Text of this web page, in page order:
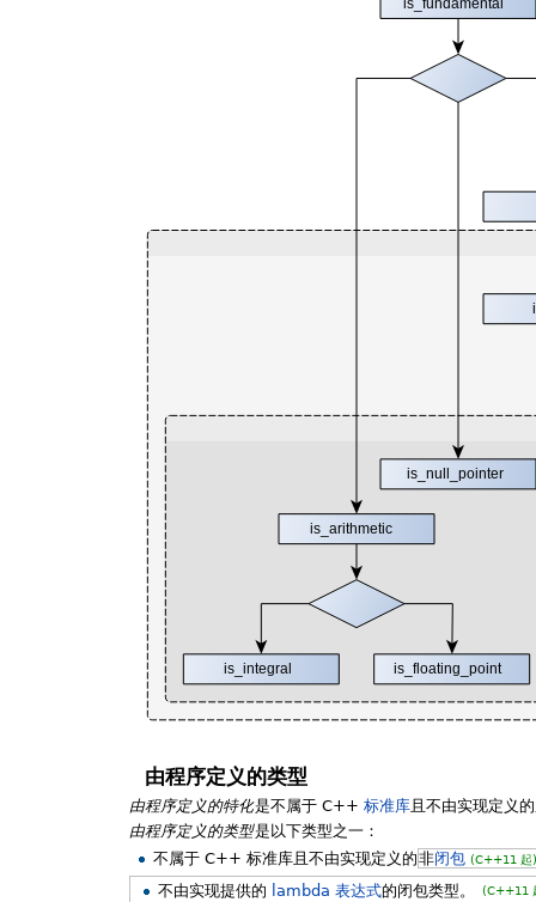
由程序定义的类型
由程序定义的特化是不属于 C++ 标准库 且不由实现定义的
由程序定义的类型是以下类型之一：
不属于 C++ 标准库且不由实现定义的非闭包 (C++11 起
不由实现提供的 lambda 表达式的闭包类型。 (C++11